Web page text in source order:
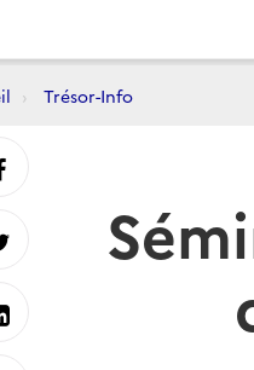
Trésor-Info
Partager
sur
Partager
sur
Partager